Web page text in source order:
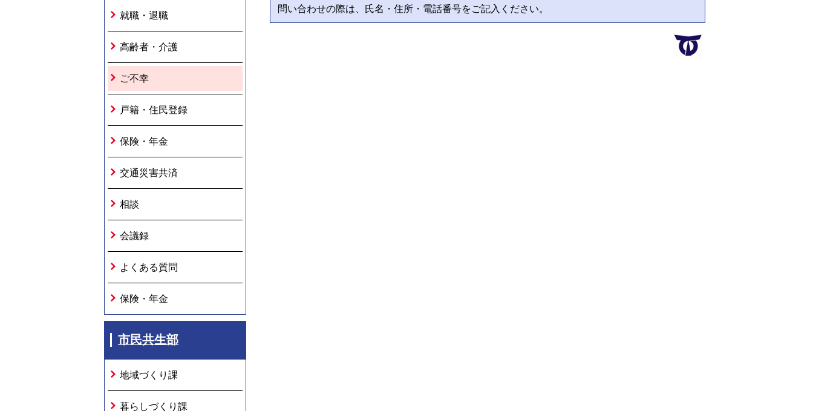
就職・退職
高齢者・介護
ご不幸
戸籍・住民登録
保険・年金
交通災害共済
相談
会議録
よくある質問
保険・年金
市民共生部
地域づくり課
暮らしづくり課
問い合わせの際は、氏名・住所・電話番号をご記入ください。